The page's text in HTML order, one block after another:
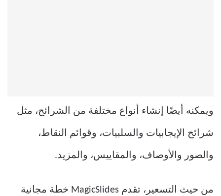
ويمكنه أيضًا إنشاء أنواع مختلفة من الشرائح، مثل
شرائح الإيجابيات والسلبيات، وقوائم النقاط،
والصور والأوصاف، والمقاييس، والمزيد.
من حيث التسعير، تقدم MagicSlides خطة مجانية